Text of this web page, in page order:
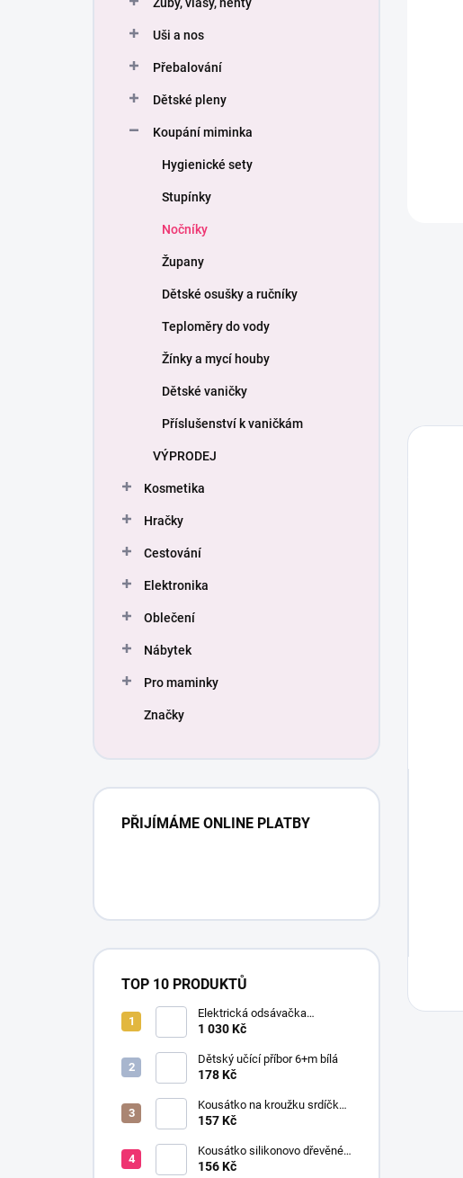
Uši a nos
Přebalování
Dětské pleny
Koupání miminka
Hygienické sety
Stupínky
Nočníky
Župany
Dětské osušky a ručníky
Teploměry do vody
Žínky a mycí houby
Dětské vaničky
Příslušenství k vaničkám
VÝPRODEJ
Kosmetika
Hračky
Cestování
Elektronika
Oblečení
Nábytek
Pro maminky
Značky
PŘIJÍMÁME ONLINE PLATBY
TOP 10 PRODUKTŮ
Elektrická odsávačka
mateřského mléka EasyStart
1 030 Kč
Dětský učící příbor 6+m bílá
178 Kč
Kousátko na kroužku srdíčko
dřevo silikon 0+ žlutá
157 Kč
Kousátko silikonovo dřevěné
HEN
156 Kč